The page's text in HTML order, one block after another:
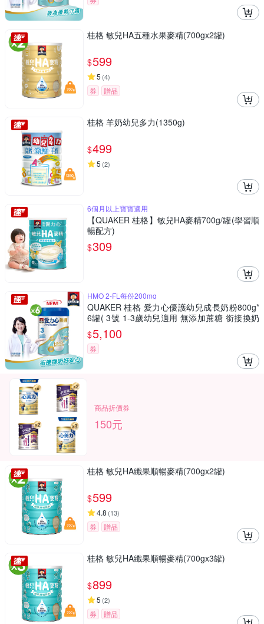
桂格 敏兒HA五種水果麥精(700gx2罐)
$599
5 (4)
券 贈品
桂格 羊奶幼兒多力(1350g)
$499
5 (2)
6個月以上寶寶適用
【QUAKER 桂格】敏兒HA麥精700g/罐(學習順
暢配方)
$309
HMO 2-FL每份200mg
QUAKER 桂格 愛力心優護幼兒成長奶粉800g*
6罐( 3號 1-3歲幼兒適用 無添加蔗糖 銜接換奶
好安心)
$5,100
券
商品折價券
150元
桂格 敏兒HA纖果順暢麥精(700gx2罐)
$599
4.8 (13)
券 贈品
桂格 敏兒HA纖果順暢麥精(700gx3罐)
$899
5 (2)
券 贈品